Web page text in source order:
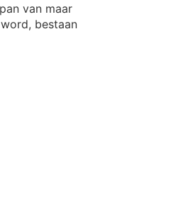
van maar
bestaan